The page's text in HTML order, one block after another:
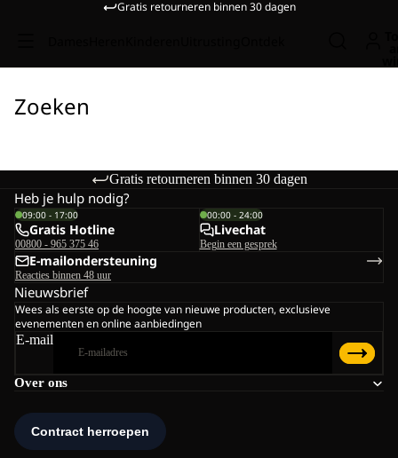
Gratis retourneren binnen 30 dagen
Zoeken
Gratis retourneren binnen 30 dagen
Over ons
Heb je hulp nodig?
09:00 - 17:00
Gratis Hotline
00800 - 965 375 46
00:00 - 24:00
Livechat
Begin een gesprek
E-mailondersteuning
Reacties binnen 48 uur
Nieuwsbrief
Wees als eerste op de hoogte van nieuwe producten, exclusieve
evenementen en online aanbiedingen
E-mail